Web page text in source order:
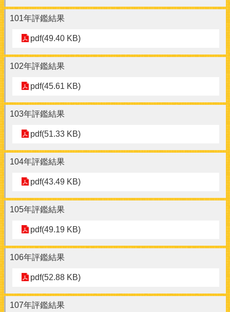
101年評鑑結果
pdf(49.40 KB)
102年評鑑結果
pdf(45.61 KB)
103年評鑑結果
pdf(51.33 KB)
104年評鑑結果
pdf(43.49 KB)
105年評鑑結果
pdf(49.19 KB)
106年評鑑結果
pdf(52.88 KB)
107年評鑑結果